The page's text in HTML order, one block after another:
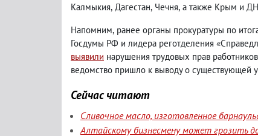
Калмыкия, Дагестан, Чечня, а также Крым и
Напомним, ранее органы прокуратуры по
Госдумы РФ и лидера реготделения
выявили нарушения трудовых прав
ведомство пришло к выводу о существующей
Сейчас читают
Сливочное масло, изготовленное
Алтайскому бизнесмену может грозить